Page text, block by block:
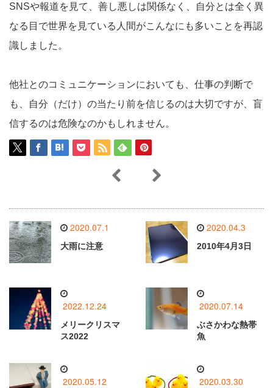
SNSや報道を見て、善し悪しは関係なく、自分とは全く異
なる目で世界を見ている人間がこんなにも多いことを再認
識しました。
他社とのコミュニケーションにおいても、仕事の判断で
も、自分（だけ）の当たり前を信じるのは大切ですが、盲
信するのは危険なのかもしれません。
2020.07.1
大雨に注意
2020.04.3
2010年4月3日
2022.12.24
メリークリスマ
ス2022
2020.07.14
ぶさかわな熱帯
魚
2020.05.12 2020.03.30